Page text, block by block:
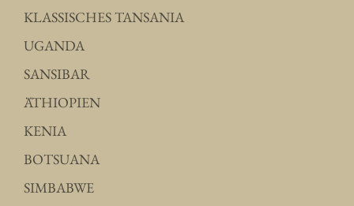
KLASSISCHES TANSANIA
UGANDA
SANSIBAR
ÄTHIOPIEN
KENIA
BOTSUANA
SIMBABWE